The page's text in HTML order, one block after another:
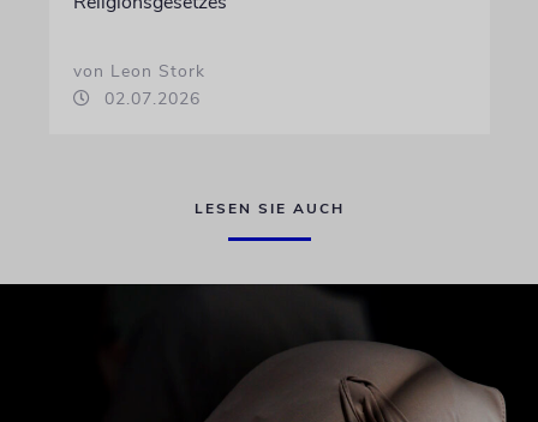
von Leon Stork
02.07.2026
LESEN SIE AUCH